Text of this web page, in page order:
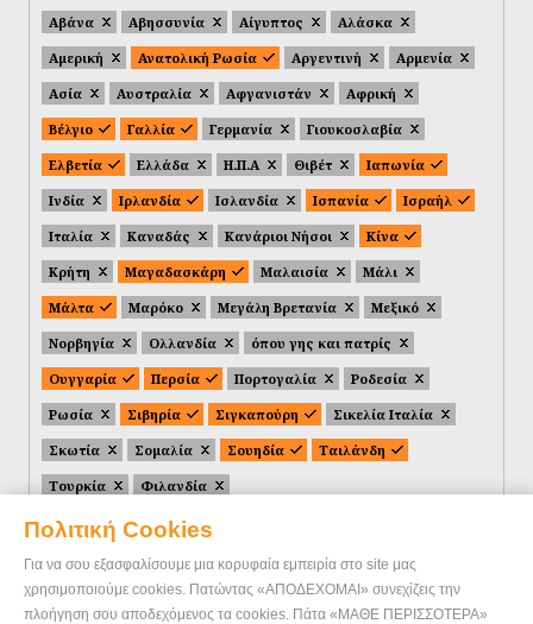
Πολιτική Cookies
Για να σου εξασφαλίσουμε μια κορυφαία εμπειρία στο site μας
χρησιμοποιούμε cookies. Πατώντας «ΑΠΟΔΕΧΟΜΑΙ» συνεχίζεις την
πλοήγηση σου αποδεχόμενος τα cookies. Πάτα «ΜΑΘΕ ΠΕΡΙΣΣΟΤΕΡΑ»
Αβάνα Αβησσυνία Αίγυπτος
Αλάσκα
Αμερική
Ανατολική Ρωσία Αργεντινή
Αρμενία
Ασία
Αυστραλία Αφγανιστάν
Αφρική
Βέλγιο
Γαλλία Γερμανία
Γιουκοσλαβία
Ελβετία
Ελλάδα Η.Π.Α Θιβέτ
Ιαπωνία
Ινδία
Ιρλανδία Ισλανδία Ισπανία
Ισραήλ
Ιταλία
Καναδάς Κανάριοι Νήσοι
Κίνα
Κρήτη
Μαγαδασκάρη Μαλαισία
Μάλι
Μάλτα
Μαρόκο Μεγάλη Βρετανία
Μεξικό
Νορβηγία
Ολλανδία
όπου γης και πατρίς
Ουγγαρία
Περσία Πορτογαλία
Ροδεσία
Ρωσία
Σιβηρία Σιγκαπούρη
Σικελία Ιταλία
Σκωτία
Σομαλία Σουηδία
Ταιλάνδη
Τουρκία
Φιλανδία